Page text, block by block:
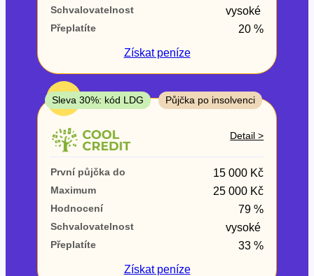
ano
V hotovosti
ano
ne
Schvalovatelnost vysoké
Přeplatíte
20 %
Získatpeníze
TOP
Sleva 30%: kód LDG Půjčka po insolvenci
Detail >
První půjčka do 15 000 Kč
Maximum 25 000 Kč
Hodnocení 79 %
Schvalovatelnost vysoké
Přeplatíte
33 %
Získatpeníze